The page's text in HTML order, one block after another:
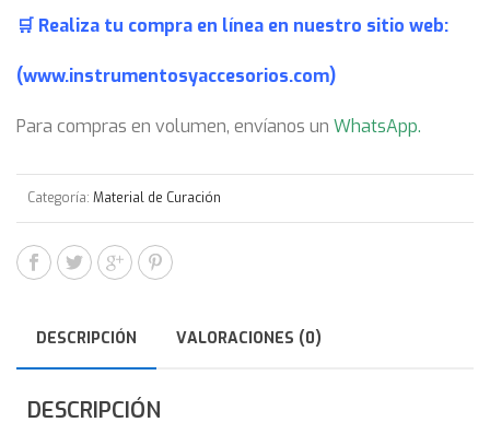
🛒 Realiza tu compra en línea en nuestro sitio web:
(www.instrumentosyaccesorios.com)
Para compras en volumen, envíanos un WhatsApp.
Categoría: Material de Curación
DESCRIPCIÓN VALORACIONES (0)
DESCRIPCIÓN